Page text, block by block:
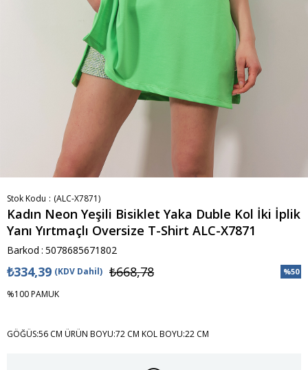
Stok Kodu (ALC-X7871)
Kadın Neon Yeşili Bisiklet Yaka Duble Kol İki İplik
Yanı Yırtmaçlı Oversize T-Shirt ALC-X7871
Barkod : 5078685671802
%50
₺668,78
₺334,39 (KDV Dahil)
%100 PAMUK
GÖĞÜS:56 CM ÜRÜN BOYU:72 CM KOL BOYU:22 CM